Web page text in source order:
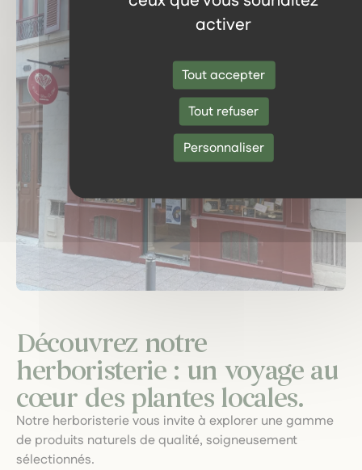
activer
Tout accepter
Tout refuser
Personnaliser
Découvrez notre
herboristerie : un voyage au
cœur des plantes locales.
Notre herboristerie vous invite à explorer une gamme
de produits naturels de qualité, soigneusement
sélectionnés.